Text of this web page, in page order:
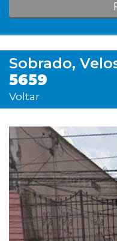
Sobrado,
5659
Voltar